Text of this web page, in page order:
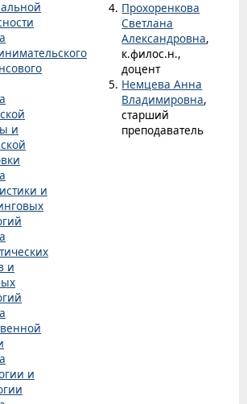
и
и
и
и
Прохоренкова
Светлана
Александровна,
к.филос.н.,
доцент
Немцева Анна
Владимировна,
старший
преподаватель